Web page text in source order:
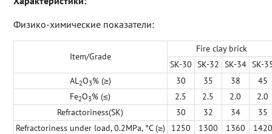
Физико-химические показатели:
Item/Grade
Fire clay brick
SK-30 SK-32 SK-34 SK-
AL2O3% (≥) 30 35 38
45
Fe2O3% (≤) 2.5 2.5 2.0
2.0
Refractoriness(SK)
30 32 34
35
Refractoriness under load, 0.2MPa, °C (≥)
1250 1300 1360
1420